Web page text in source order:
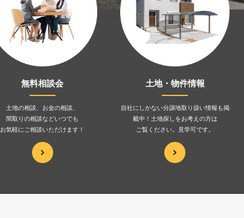
無料相談会
土地の相談、お金の相談、
間取りの相談などいつでも
お気軽にご相談いただけます！
土地・物件情報
自社にしかない分譲地取り扱い情報も掲
載中！土地探しをお考えの方は
ご覧ください。見学可です。